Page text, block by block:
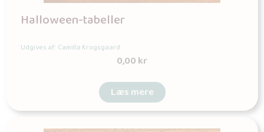
Halloween-tabeller
Udgives af: Camilla Krogsgaard
0,00kr
Læs mere